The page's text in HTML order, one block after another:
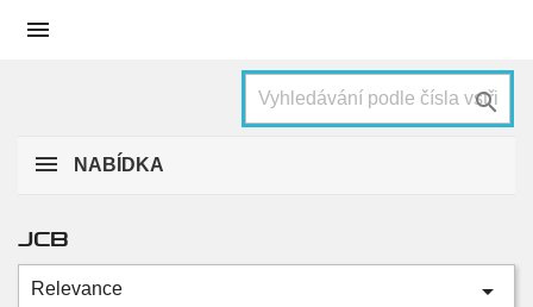


NABÍDKA
JCB
Relevance 